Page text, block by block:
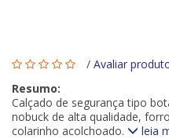
/ Avaliar
Resumo:
Calçado de segurança tipo
nobuck de alta qualidade,
colarinho acolchoado.
leia